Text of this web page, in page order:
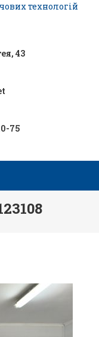
технологій
43
75